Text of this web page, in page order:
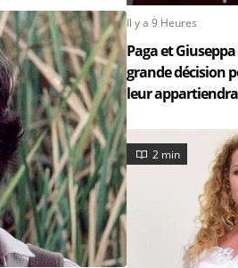
Il y a 9 Heures
Paga et
grande décision
leur
2 min